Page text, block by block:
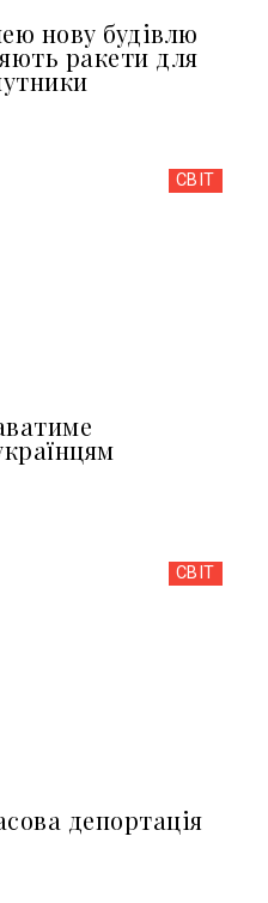
нову будівлю
ракети для
СВІТ
СВІТ
депортація